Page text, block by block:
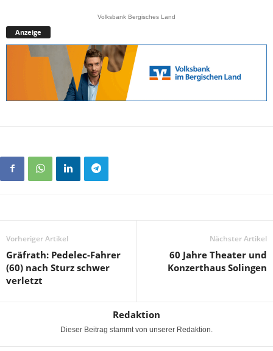
Volksbank Bergisches Land
Anzeige
Vorheriger Artikel
Gräfrath: Pedelec-Fahrer
(60) nach Sturz schwer
verletzt
Nächster Artikel
60 Jahre Theater und
Konzerthaus Solingen
Redaktion
Dieser Beitrag stammt von unserer Redaktion.